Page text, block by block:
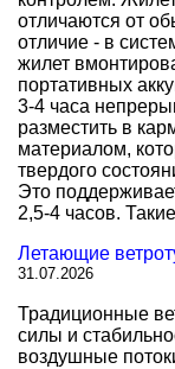
отличаются от
отличие - в
жилет
портативных
3-4 часа
разместить в
материалом,
твердого
Это
2,5-4 часов.
Летающие
31.07.2026
Традиционные
силы и
воздушные